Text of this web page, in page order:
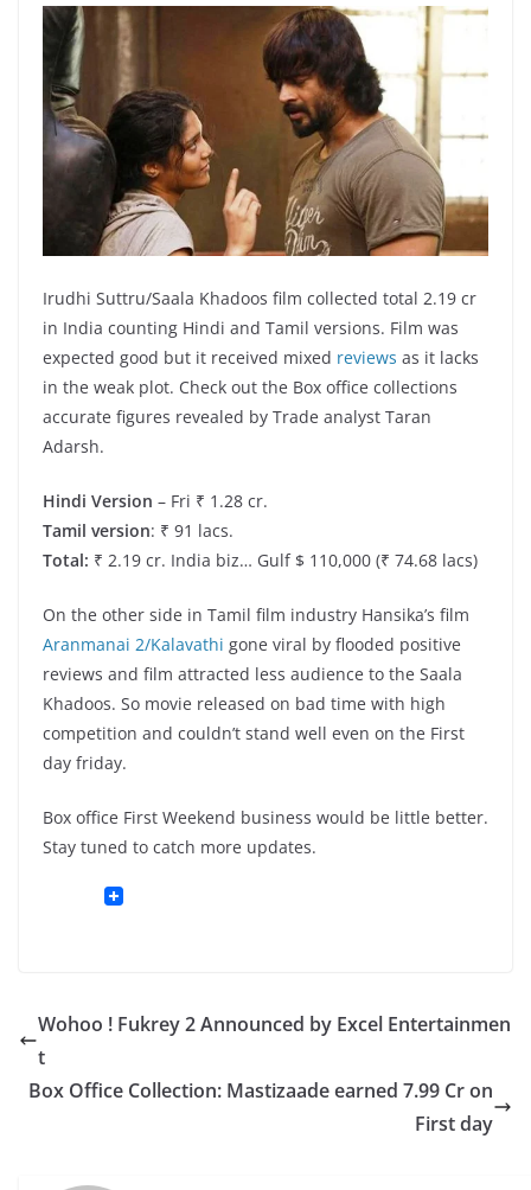
Irudhi Suttru/Saala Khadoos film collected total 2.19 cr
in India counting Hindi and Tamil versions. Film was
expected good but it received mixed reviews as it lacks
in the weak plot. Check out the Box office collections
accurate figures revealed by Trade analyst Taran
Adarsh.
Hindi Version – Fri ₹ 1.28 cr.
Tamil version: ₹ 91 lacs.
Total: ₹ 2.19 cr. India biz… Gulf $ 110,000 (₹ 74.68 lacs)
On the other side in Tamil film industry Hansika’s film
Aranmanai 2/Kalavathi gone viral by flooded positive
reviews and film attracted less audience to the Saala
Khadoos. So movie released on bad time with high
competition and couldn’t stand well even on the First
day friday.
Box office First Weekend business would be little better.
Stay tuned to catch more updates.
Wohoo ! Fukrey 2 Announced by Excel Entertainmen
t
Box Office Collection: Mastizaade earned 7.99 Cr on
First day